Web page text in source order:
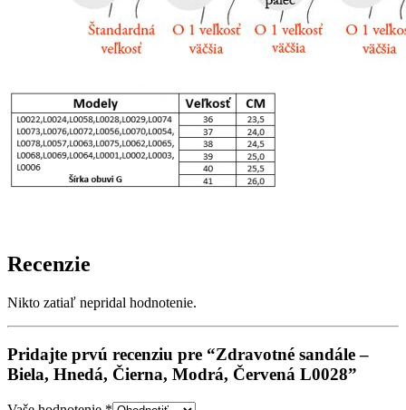
Recenzie
Nikto zatiaľ nepridal hodnotenie.
Pridajte prvú recenziu pre “Zdravotné sandále –
Biela, Hnedá, Čierna, Modrá, Červená L0028”